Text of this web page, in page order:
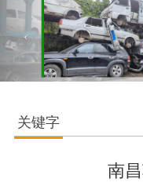
关键字
南